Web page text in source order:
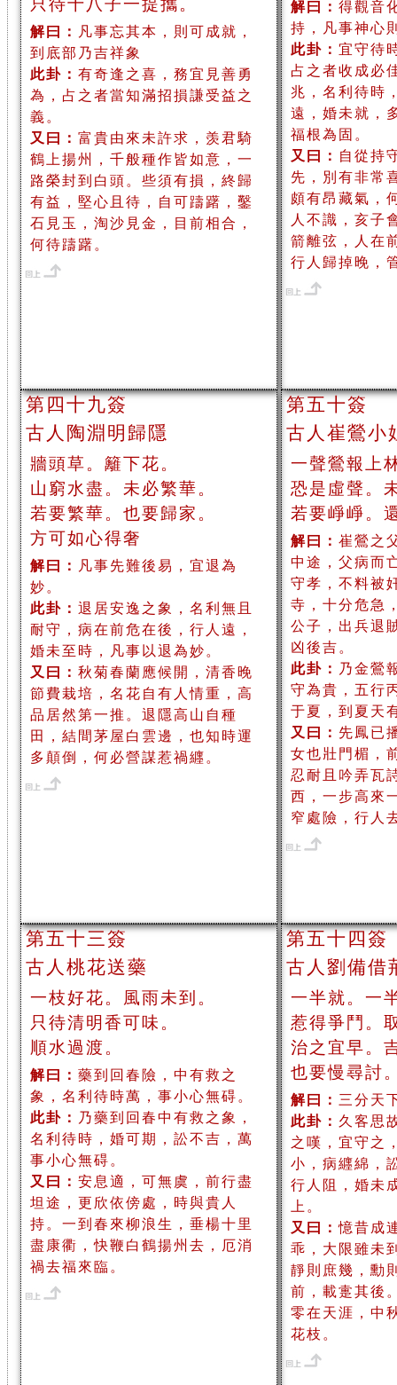
只待十八子一提攜。
解曰：
凡事忘其本，則可成就，
到底部乃吉祥象
此卦： 有奇逢之喜，務宜見善勇
為，占之者當知滿招損謙受益之
義。
又曰： 富貴由來未許求，羡君騎
鶴上揚州，千般種作皆如意，一
路榮封到白頭。些須有損，終歸
有益，堅心且待，自可躊躇，鑿
石見玉，淘沙見金，目前相合，
何待躊躇。
解曰： 得觀音
持，凡事神心
此卦： 宜守待
占之者收成必
兆，名利待時
遠，婚未就，
福根為固。
又曰： 自從持
先，別有非常
頗有昂藏氣，
人不識，亥子
箭離弦，人在
行人歸掉晚，
第四十九簽
古人陶淵明歸隱
牆頭草。籬下花。
山窮水盡。未必繁華。
若要繁華。也要歸家。
方可如心得奢
解曰：
凡事先難後易，宜退為
妙。
此卦： 退居安逸之象，名利無且
耐守，病在前危在後，行人遠，
婚未至時，凡事以退為妙。
又曰： 秋菊春蘭應候開，清香晚
節費栽培，名花自有人情重，高
品居然第一推。退隱高山自種
田，結間茅屋白雲邊，也知時運
多顛倒，何必營謀惹禍纒。
第五十簽
古人崔鶯小
一聲鶯報上
恐是虛聲。
若要崢崢。
解曰： 崔鶯之
中途，父病而
守孝，不料被
寺，十分危急
公子，出兵退
凶後吉。
此卦： 乃金鶯
守為貴，五行
于夏，到夏天
又曰： 先鳳已
女也壯門楣，
忍耐且吟弄瓦
西，一步高來
窄處險，行人
第五十三簽
古人桃花送藥
一枝好花。風雨未到。
只待清明香可味。
順水過渡。
解曰： 藥到回春險，中有救之
象，名利待時萬，事小心無碍。
此卦： 乃藥到回春中有救之象，
名利待時，婚可期，訟不吉，萬
事小心無碍。
又曰： 安息適，可無虞，前行盡
坦途，更欣依傍處，時與貴人
持。一到春來柳浪生，垂楊十里
盡康衢，快鞭白鶴揚州去，厄消
禍去福來臨。
第五十四簽
古人劉備借
一半就。一
惹得爭鬥。
治之宜早。
也要慢尋討
解曰： 三分天
此卦： 久客思
之嘆，宜守之
小，病纒綿，
行人阻，婚未
上。
又曰：憶昔成
乖，大限雖未
靜則庶幾，勳
前，載疐其後
零在天涯，中
花枝。